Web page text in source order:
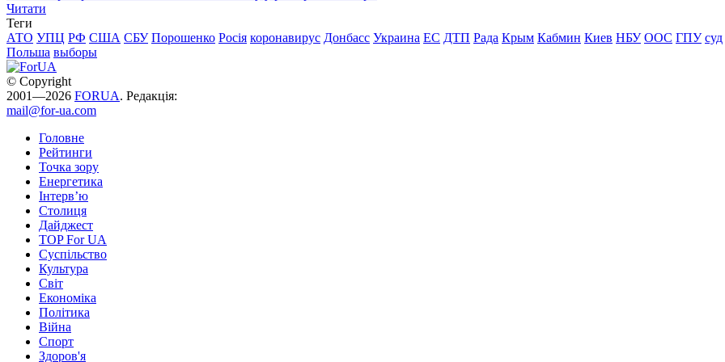
Читати
Теги
АТО УПЦ РФ США СБУ Порошенко Росія коронавирус Донбасс Украина ЕС ДТП Рада Крым Кабмин Киев НБУ ООС ГПУ суд
Польша выборы
© Copyright
2001—2026 FORUA. Редакція:
mail@for-ua.com
Головне
Рейтинги
Точка зору
Енергетика
Інтерв’ю
Столиця
Дайджест
TOP For UA
Суспiльство
Культура
Світ
Економіка
Політика
Війна
Спорт
Здоров'я